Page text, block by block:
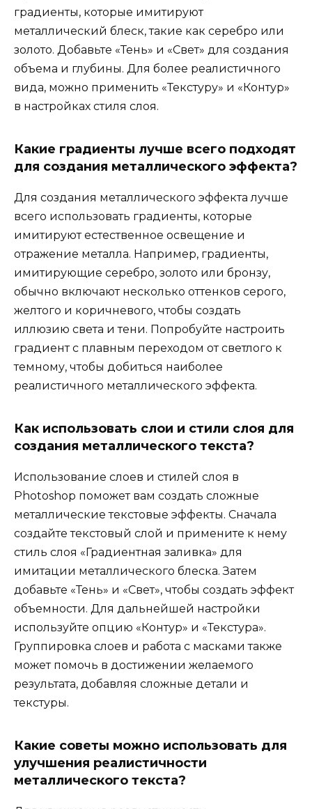
градиенты, которые имитируют
металлический блеск, такие как серебро или
золото. Добавьте «Тень» и «Свет» для создания
объема и глубины. Для более реалистичного
вида, можно применить «Текстуру» и «Контур»
в настройках стиля слоя.
Какие градиенты лучше всего подходят
для создания металлического эффекта?
Для создания металлического эффекта лучше
всего использовать градиенты, которые
имитируют естественное освещение и
отражение металла. Например, градиенты,
имитирующие серебро, золото или бронзу,
обычно включают несколько оттенков серого,
желтого и коричневого, чтобы создать
иллюзию света и тени. Попробуйте настроить
градиент с плавным переходом от светлого к
темному, чтобы добиться наиболее
реалистичного металлического эффекта.
Как использовать слои и стили слоя для
создания металлического текста?
Использование слоев и стилей слоя в
Photoshop поможет вам создать сложные
металлические текстовые эффекты. Сначала
создайте текстовый слой и примените к нему
стиль слоя «Градиентная заливка» для
имитации металлического блеска. Затем
добавьте «Тень» и «Свет», чтобы создать эффект
объемности. Для дальнейшей настройки
используйте опцию «Контур» и «Текстура».
Группировка слоев и работа с масками также
может помочь в достижении желаемого
результата, добавляя сложные детали и
текстуры.
Какие советы можно использовать для
улучшения реалистичности
металлического текста?